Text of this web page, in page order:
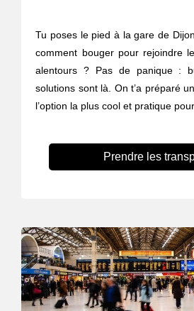
Tu poses le pied à la gare de
comment bouger pour rejoindre
alentours ? Pas de panique :
solutions sont là. On t’a préparé
l’option la plus cool et pratique
Prendre les